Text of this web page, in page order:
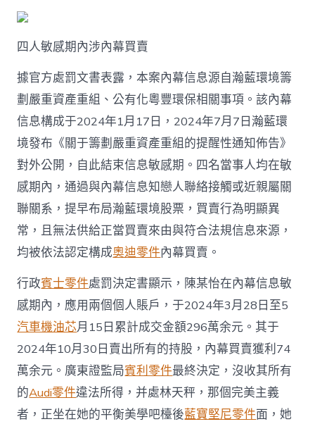
賣
被
罰
合
計
超
1177
萬
元
｜
熱
財
中
四人敏感期內涉內幕買賣
據官方處罰文書表露，本案內幕信息源自瀚藍環境籌
劃嚴重資產重組、公有化粵豐環保相關事項。該內幕
信息構成于2024年1月17日，2024年7月7日瀚藍環
境發布《關于籌劃嚴重資產重組的提醒性通知佈告》
對外公開，自此結束信息敏感期。四名當事人均在敏
感期內，通過與內幕信息知戀人聯絡接觸或近親屬關
聯關系，提早布局瀚藍環境股票，買賣行為明顯異
常，且無法供給正當買賣來由與符合法規信息來源，
均被依法認定構成奧迪零件內幕買賣。
行政賓士零件處罰決定書顯示，陳某怡在內幕信息敏
感期內，應用兩個個人賬戶，于2024年3月28日至5
汽車機油芯月15日累計成交金額296萬余元。其于
2024年10月30日賣出所有的持股，內幕買賣獲利74
萬余元。廣東證監局賓利零件最終決定，沒收其所有
的Audi零件違法所得，并處林天秤，那個完美主義
者，正坐在她的平衡美學吧檯後藍寶堅尼零件面，她